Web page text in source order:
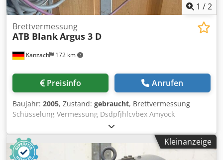
1 /2
Kanzach 172 km
Brettvermessung
ATB BlankArgus 3 D
Preisinfo Anrufen
Baujahr: 2005, Zustand: gebraucht, Brettvermessung
Schüsselung Vermessung Dsdpfjhlcvbex Amyock
Kleinanzeige